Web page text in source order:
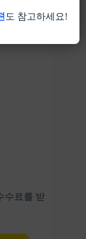
수료를 받
도 참고하세요!